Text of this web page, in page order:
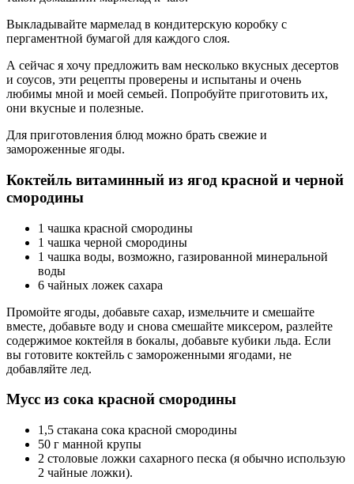
Выкладывайте мармелад в кондитерскую коробку с
пергаментной бумагой для каждого слоя.
А сейчас я хочу предложить вам несколько вкусных десертов
и соусов, эти рецепты проверены и испытаны и очень
любимы мной и моей семьей. Попробуйте приготовить их,
они вкусные и полезные.
Для приготовления блюд можно брать свежие и
замороженные ягоды.
Коктейль витаминный из ягод красной и черной
смородины
1 чашка красной смородины
1 чашка черной смородины
1 чашка воды, возможно, газированной минеральной
воды
6 чайных ложек сахара
Промойте ягоды, добавьте сахар, измельчите и смешайте
вместе, добавьте воду и снова смешайте миксером, разлейте
содержимое коктейля в бокалы, добавьте кубики льда. Если
вы готовите коктейль с замороженными ягодами, не
добавляйте лед.
Мусс из сока красной смородины
1,5 стакана сока красной смородины
50 г манной крупы
2 столовые ложки сахарного песка (я обычно использую
2 чайные ложки).